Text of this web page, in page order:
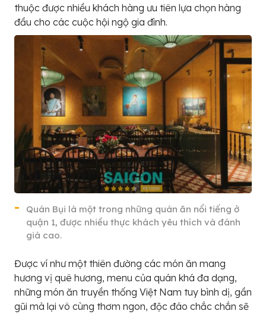
thuộc được nhiều khách hàng ưu tiên lựa chọn hàng
đầu cho các cuộc hội ngộ gia đình.
Quán Bụi là một trong những quán ăn nổi tiếng ở
quận 1, được nhiều thực khách yêu thích và đánh
giá cao.
Được ví như một thiên đường các món ăn mang
hương vị quê hương, menu của quán khá đa dạng,
những món ăn truyền thống Việt Nam tuy bình dị, gần
gũi mà lại vô cùng thơm ngon, độc đáo chắc chắn sẽ